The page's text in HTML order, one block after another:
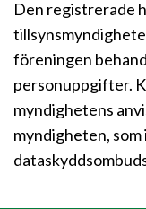
Den registrerade
föreningen
personuppgifter.
myndighetens
myndigheten, som